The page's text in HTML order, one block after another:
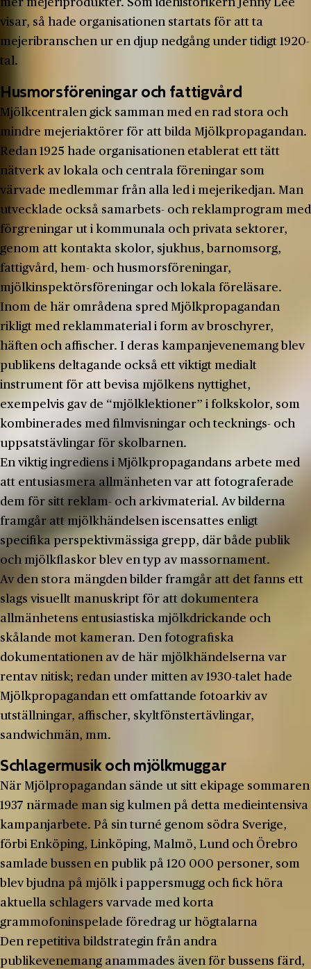
mer mejeriprodukter. Som idéhistorikern Jenny Lee
visar, så hade organisationen startats för att ta
mejeribranschen ur en djup nedgång under tidigt 1920-
tal.
Husmorsföreningar och fattigvård
Mjölkcentralen gick samman med en rad stora och
mindre mejeriaktörer för att bilda Mjölkpropagandan.
Redan 1925 hade organisationen etablerat ett tätt
nätverk av lokala och centrala föreningar som
värvade medlemmar från alla led i mejerikedjan. Man
utvecklade också samarbets- och reklamprogram med
förgreningar ut i kommunala och privata sektorer,
genom att kontakta skolor, sjukhus, barnomsorg,
fattigvård, hem- och husmorsföreningar,
mjölkinspektörsföreningar och lokala föreläsare.
Inom de här områdena spred Mjölkpropagandan
rikligt med reklammaterial i form av broschyrer,
häften och affischer. I deras kampanjevenemang blev
publikens deltagande också ett viktigt medialt
instrument för att bevisa mjölkens nyttighet,
exempelvis gav de “mjölklektioner” i folkskolor, som
kombinerades med filmvisningar och tecknings- och
uppsatstävlingar för skolbarnen.
En viktig ingrediens i Mjölkpropagandans arbete med
att entusiasmera allmänheten var att fotograferade
dem för sitt reklam- och arkivmaterial. Av bilderna
framgår att mjölkhändelsen iscensattes enligt
specifika perspektivmässiga grepp, där både publik
och mjölkflaskor blev en typ av massornament.
Av den stora mängden bilder framgår att det fanns ett
slags visuellt manuskript för att dokumentera
allmänhetens entusiastiska mjölkdrickande och
skålande mot kameran. Den fotografiska
dokumentationen av de här mjölkhändelserna var
rentav nitisk; redan under mitten av 1930-talet hade
Mjölkpropagandan ett omfattande fotoarkiv av
utställningar, affischer, skyltfönstertävlingar,
sandwichmän, mm.
Schlagermusik och mjölkmuggar
När Mjölpropagandan sände ut sitt ekipage sommaren
1937 närmade man sig kulmen på detta medieintensiva
kampanjarbete. På sin turné genom södra Sverige,
förbi Enköping, Linköping, Malmö, Lund och Örebro
samlade bussen en publik på 120 000 personer, som
blev bjudna på mjölk i pappersmugg och fick höra
aktuella schlagers varvade med korta
grammofoninspelade föredrag ur högtalarna
Den repetitiva bildstrategin från andra
publikevenemang anammades även för bussens färd,